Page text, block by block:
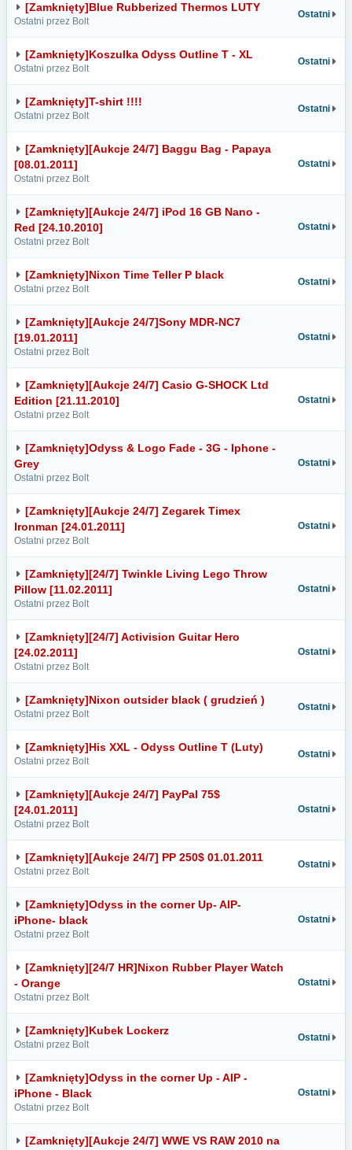
[Zamknięty]Blue Rubberized Thermos LUTY
Ostatni przez Bolt
Ostatni
[Zamknięty]Koszulka Odyss Outline T - XL
Ostatni przez Bolt
Ostatni
[Zamknięty]T-shirt !!!!
Ostatni przez Bolt
Ostatni
[Zamknięty][Aukcje 24/7] Baggu Bag - Papaya
[08.01.2011]
Ostatni przez Bolt
Ostatni
[Zamknięty][Aukcje 24/7] iPod 16 GB Nano -
Red [24.10.2010]
Ostatni przez Bolt
Ostatni
[Zamknięty]Nixon Time Teller P black
Ostatni przez Bolt
Ostatni
[Zamknięty][Aukcje 24/7]Sony MDR-NC7
[19.01.2011]
Ostatni przez Bolt
Ostatni
[Zamknięty][Aukcje 24/7] Casio G-SHOCK Ltd
Edition [21.11.2010]
Ostatni przez Bolt
Ostatni
[Zamknięty]Odyss & Logo Fade - 3G - Iphone -
Grey
Ostatni przez Bolt
Ostatni
[Zamknięty][Aukcje 24/7] Zegarek Timex
Ironman [24.01.2011]
Ostatni przez Bolt
Ostatni
[Zamknięty][24/7] Twinkle Living Lego Throw
Pillow [11.02.2011]
Ostatni przez Bolt
Ostatni
[Zamknięty][24/7] Activision Guitar Hero
[24.02.2011]
Ostatni przez Bolt
Ostatni
[Zamknięty]Nixon outsider black ( grudzień )
Ostatni przez Bolt
Ostatni
[Zamknięty]His XXL - Odyss Outline T (Luty)
Ostatni przez Bolt
Ostatni
[Zamknięty][Aukcje 24/7] PayPal 75$
[24.01.2011]
Ostatni przez Bolt
Ostatni
[Zamknięty][Aukcje 24/7] PP 250$ 01.01.2011
Ostatni przez Bolt
Ostatni
[Zamknięty]Odyss in the corner Up- AIP-
iPhone- black
Ostatni przez Bolt
Ostatni
[Zamknięty][24/7 HR]Nixon Rubber Player Watch
- Orange
Ostatni przez Bolt
Ostatni
[Zamknięty]Kubek Lockerz
Ostatni przez Bolt
Ostatni
[Zamknięty]Odyss in the corner Up - AIP -
iPhone - Black
Ostatni przez Bolt
Ostatni
[Zamknięty][Aukcje 24/7] WWE VS RAW 2010 na